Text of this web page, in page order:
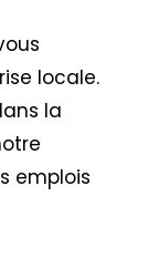
locale.
la
emplois